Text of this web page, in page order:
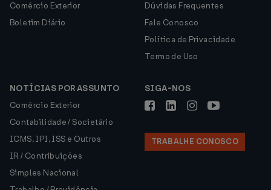
Comércio Exterior
Boletim Diário
Dúvidas Frequentes
Fale Conosco
Política de Privacidade
Termo de Uso
NOTÍCIAS POR ASSUNTO
Comércio Exterior
Contabilidade / Societário
ICMS, IPI, ISS e Outros
IR / Contribuições
Simples Nacional
SIGA-NOS
TRABALHE CONOSCO